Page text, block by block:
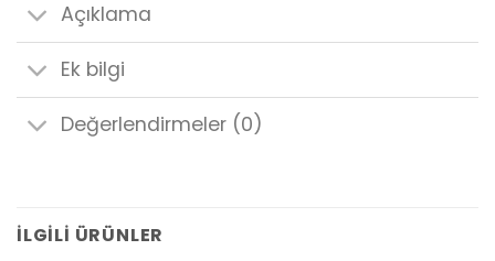
Açıklama
Ek bilgi
Değerlendirmeler (0)
İLGILI ÜRÜNLER